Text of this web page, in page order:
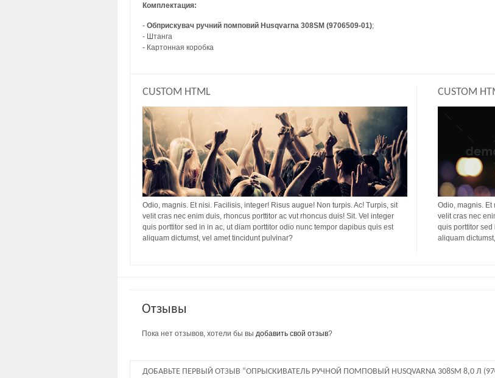
Комплектация:
- Обприскувач ручний помповий Husqvarna 308SM (9706509-01);
- Штанга
- Картонная коробка
CUSTOM HTML
Odio, magnis. Et nisi. Facilisis, integer! Risus augue! Non turpis. Ac! Turpis, sit
velit cras nec enim duis, rhoncus porttitor ac vut rhoncus duis! Sit. Vel integer
quis porttitor sed in in ac, ut diam porttitor odio nunc tempor dapibus quis est
aliquam dictumst, vel amet tincidunt pulvinar?
CUSTOM
Odio, magnis. Et
velit cras nec
quis porttitor
aliquam
Отзывы
Пока нет отзывов, хотели бы вы добавить свой отзыв?
ДОБАВЬТЕ ПЕРВЫЙ ОТЗЫВ “ОПРЫСКИВАТЕЛЬ РУЧНОЙ ПОМПОВЫЙ HUSQVARNA 308SM 8,0 Л